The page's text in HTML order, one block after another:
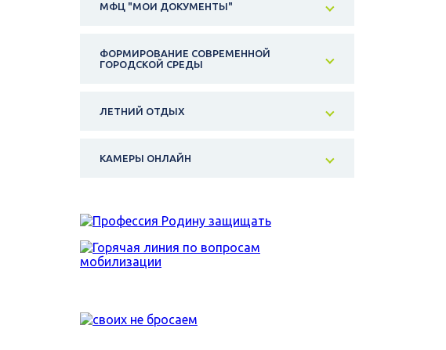
МФЦ "МОИ ДОКУМЕНТЫ"
ФОРМИРОВАНИЕ СОВРЕМЕННОЙ
ГОРОДСКОЙ СРЕДЫ
ЛЕТНИЙ ОТДЫХ
КАМЕРЫ ОНЛАЙН